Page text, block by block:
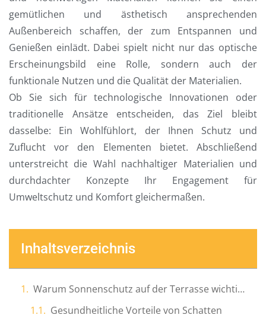
gemütlichen und ästhetisch ansprechenden
Außenbereich schaffen, der zum Entspannen und
Genießen einlädt. Dabei spielt nicht nur das optische
Erscheinungsbild eine Rolle, sondern auch der
funktionale Nutzen und die Qualität der Materialien.
Ob Sie sich für technologische Innovationen oder
traditionelle Ansätze entscheiden, das Ziel bleibt
dasselbe: Ein Wohlfühlort, der Ihnen Schutz und
Zuflucht vor den Elementen bietet. Abschließend
unterstreicht die Wahl nachhaltiger Materialien und
durchdachter Konzepte Ihr Engagement für
Umweltschutz und Komfort gleichermaßen.
Inhaltsverzeichnis
Warum Sonnenschutz auf der Terrasse wichtig ist
Gesundheitliche Vorteile von Schatten